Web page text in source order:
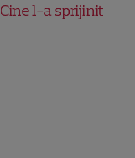
l-a sprijinit